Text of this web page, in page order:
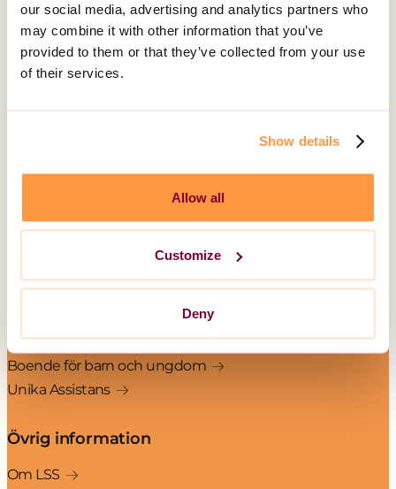
our social media, advertising and analytics partners who
may combine it with other information that you’ve
provided to them or that they’ve collected from your use
of their services.
Show details
Allow all
Customize
Deny
Telefon:010-161 54 51
Besöksadress:
Hälsingegatan 49
Vårt erbjudande
Gruppbostad
Serviceboende
Boende för barn och ungdom
Unika Assistans
Övrig information
Om LSS